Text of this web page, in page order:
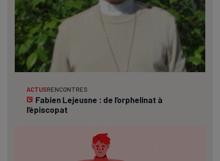
ACTUSRENCONTRES
Fabien Lejeusne : de l’orphelinat à
l’épiscopat